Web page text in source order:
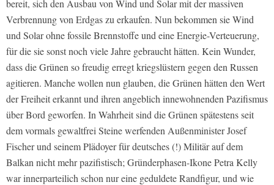
bereit, sich den Ausbau von Wind und Solar mit der massiven
Verbrennung von Erdgas zu erkaufen. Nun bekommen sie Wind
und Solar ohne fossile Brennstoffe und eine Energie-Verteuerung,
für die sie sonst noch viele Jahre gebraucht hätten. Kein Wunder,
dass die Grünen so freudig erregt kriegslüstern gegen den Russen
agitieren. Manche wollen nun glauben, die Grünen hätten den Wert
der Freiheit erkannt und ihren angeblich innewohnenden Pazifismus
über Bord geworfen. In Wahrheit sind die Grünen spätestens seit
dem vormals gewaltfrei Steine werfenden Außenminister Josef
Fischer und seinem Plädoyer für deutsches (!) Militär auf dem
Balkan nicht mehr pazifistisch; Gründerphasen-Ikone Petra Kelly
war innerparteilich schon nur eine geduldete Randfigur, und wie